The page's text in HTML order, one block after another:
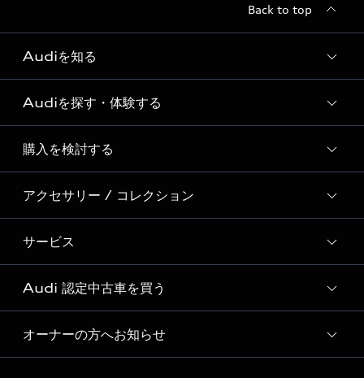
Back to top
Audiを知る
Audi ブランド
Story of Progress
Audi Sport
Formula 1®
デジタルサービス
Audiを探す・体験する
ディーラー検索
新車在庫検索
試乗車・展示車検索
見積り依頼
試乗予約
購入を検討する
モデル一覧
特別仕様モデル / 限定モデル
e-tronラインアップ
価格シミュレーション
車両比較
アクセサリー / コレクション
純正アクセサリー
オンラインショップ
Audi collection
アウディナビアプリ
サービス
サービス入庫予約
サービスプログラム
メンテナンス
Audi 認定中古車を買う
Audi認定中古車
オーナーの方へお知らせ